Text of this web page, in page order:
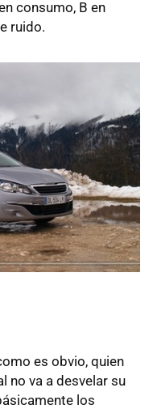
consumo, B en
ruido.
es obvio, quien
no va a desvelar su
los